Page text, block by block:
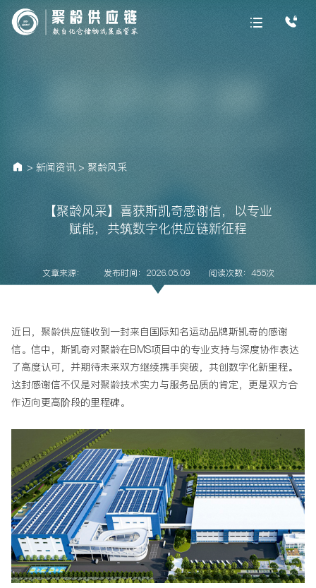
> 新闻资讯 > 聚龄风采
【聚龄风采】喜获斯凯奇感谢信，以专业
赋能，共筑数字化供应链新征程
文章来源： 发布时间：2026.05.09 阅读次数：455次
近日，聚龄供应链收到一封来自国际知名运动品牌斯凯奇的感谢
信。信中，斯凯奇对聚龄在BMS项目中的专业支持与深度协作表达
了高度认可，并期待未来双方继续携手突破，共创数字化新里程。
这封感谢信不仅是对聚龄技术实力与服务品质的肯定，更是双方合
作迈向更高阶段的里程碑。